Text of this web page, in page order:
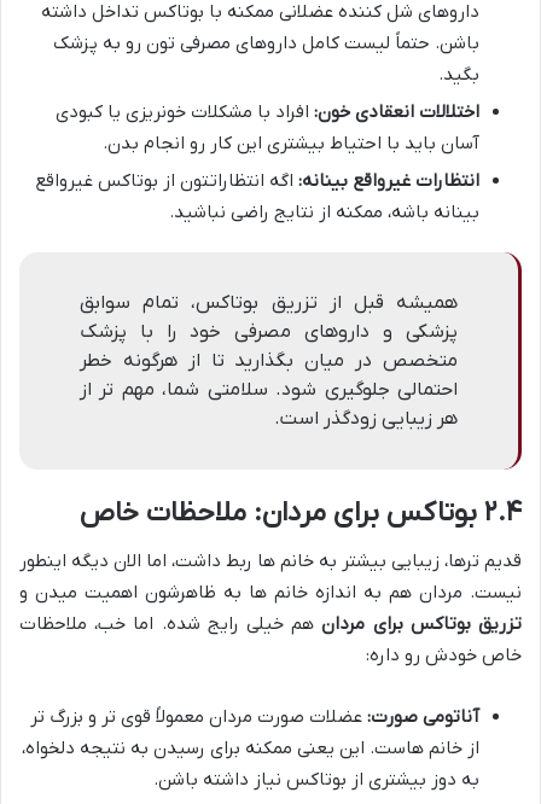
داروهای شل کننده عضلانی ممکنه با بوتاکس تداخل داشته
باشن. حتماً لیست کامل داروهای مصرفی تون رو به پزشک
بگید.
اختلالات انعقادی خون: افراد با مشکلات خونریزی یا کبودی
آسان باید با احتیاط بیشتری این کار رو انجام بدن.
انتظارات غیرواقع بینانه: اگه انتظاراتتون از بوتاکس غیرواقع
بینانه باشه، ممکنه از نتایج راضی نباشید.
همیشه قبل از تزریق بوتاکس، تمام سوابق
پزشکی و داروهای مصرفی خود را با پزشک
متخصص در میان بگذارید تا از هرگونه خطر
احتمالی جلوگیری شود. سلامتی شما، مهم تر از
هر زیبایی زودگذر است.
۲.۴ بوتاکس برای مردان: ملاحظات خاص
قدیم ترها، زیبایی بیشتر به خانم ها ربط داشت، اما الان دیگه اینطور
نیست. مردان هم به اندازه خانم ها به ظاهرشون اهمیت میدن و
تزریق بوتاکس برای مردانهم خیلی رایج شده. اما خب، ملاحظات
خاص خودش رو داره:
آناتومی صورت: عضلات صورت مردان معمولاً قوی تر و بزرگ تر
از خانم هاست. این یعنی ممکنه برای رسیدن به نتیجه دلخواه،
به دوز بیشتری از بوتاکس نیاز داشته باشن.